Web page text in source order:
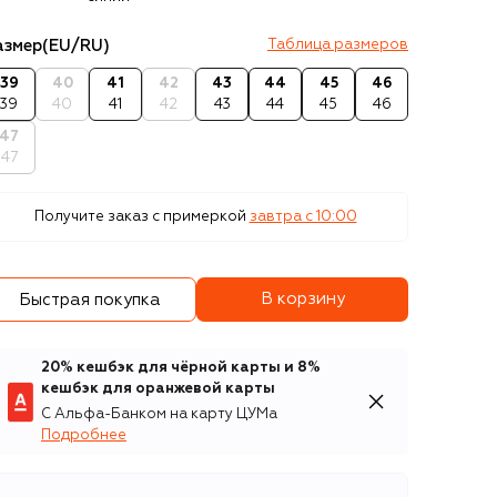
(EU/RU) Таблица размеров
39
39
40
40
41
41
42
42
43
43
44
44
45
45
46
46
47
47
Получите заказ с примеркой завтра c 10:00
Быстрая покупка В корзину
20% кешбэк для чёрной карты и 8%
кешбэк для оранжевой карты
С Альфа-Банком на карту ЦУМа
Подробнее